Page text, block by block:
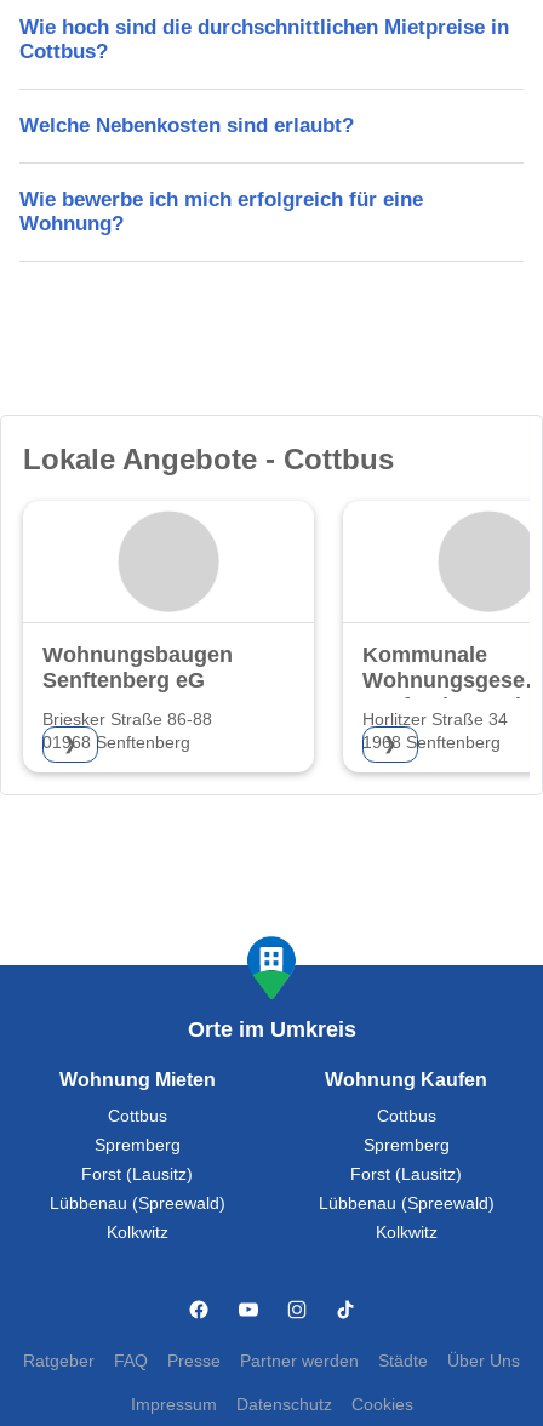
Wie hoch sind die durchschnittlichen Mietpreise in
Cottbus?
Welche Nebenkosten sind erlaubt?
Wie bewerbe ich mich erfolgreich für eine
Wohnung?
Lokale Angebote - Cottbus
Wohnungsbaugenossenschaft
Senftenberg eG
Briesker Straße 86-88
01968 Senftenberg
❯
Kommunale
Senftenberg mbH
Horlitzer Straße 34
1968 Senftenberg
❯
Orte im Umkreis
Wohnung Mieten
Cottbus
Spremberg
Forst (Lausitz)
Lübbenau (Spreewald)
Kolkwitz
Wohnung Kaufen
Cottbus
Spremberg
Forst (Lausitz)
Lübbenau (Spreewald)
Kolkwitz
Ratgeber FAQ Presse Partner werden Städte Über Uns
Impressum Datenschutz Cookies